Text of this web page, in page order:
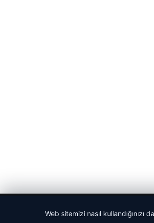
Web sitemizi nasıl